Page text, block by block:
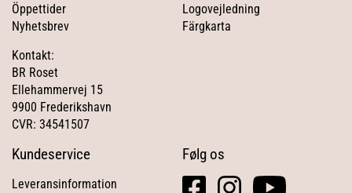
Öppettider
Nyhetsbrev
Kontakt:
BR Roset
Ellehammervej 15
9900 Frederikshavn
CVR: 34541507
Logovejledning
Färgkarta
Kundeservice
Leveransinformation
Følg os
facebookinstagramyoutube